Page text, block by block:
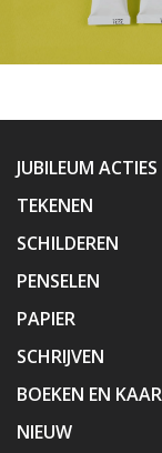
JUBILEUM ACTIES
TEKENEN
SCHILDEREN
PENSELEN
PAPIER
SCHRIJVEN
BOEKEN EN
NIEUW